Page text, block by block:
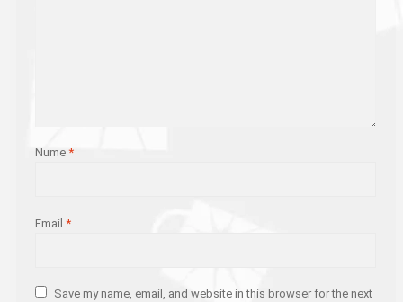
Nume*
Email*
Save my name, email, and website in this browser for the next